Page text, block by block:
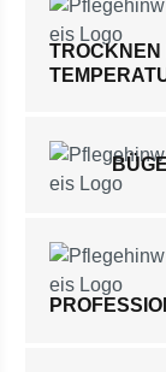
TROCKNEN